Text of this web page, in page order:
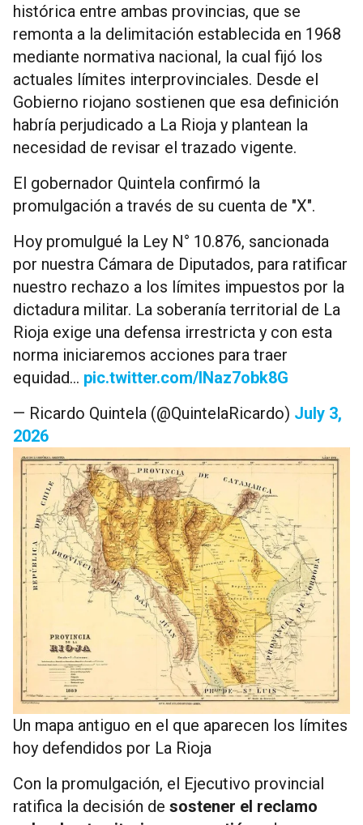
histórica entre ambas provincias, que se
remonta a la delimitación establecida en 1968
mediante normativa nacional, la cual fijó los
actuales límites interprovinciales. Desde el
Gobierno riojano sostienen que esa definición
habría perjudicado a La Rioja y plantean la
necesidad de revisar el trazado vigente.
El gobernador Quintela confirmó la
promulgación a través de su cuenta de "X".
Hoy promulgué la Ley N° 10.876, sancionada
por nuestra Cámara de Diputados, para ratificar
nuestro rechazo a los límites impuestos por la
dictadura militar. La soberanía territorial de La
Rioja exige una defensa irrestricta y con esta
norma iniciaremos acciones para traer
equidad… pic.twitter.com/INaz7obk8G
— Ricardo Quintela (@QuintelaRicardo) July 3,
2026
Un mapa antiguo en el que aparecen los límites
hoy defendidos por La Rioja
Con la promulgación, el Ejecutivo provincial
ratifica la decisión de sostener el reclamo